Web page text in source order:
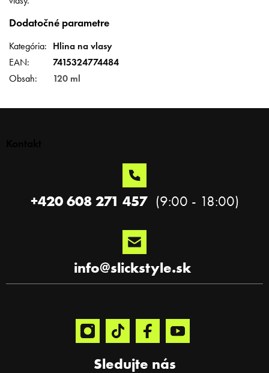
Dodatočné parametre
Kategória:
Hlina na vlasy
EAN:
7415324774484
Obsah: 120 ml
Sledujte nás
info@slickstyle.sk
+420 608 271 457